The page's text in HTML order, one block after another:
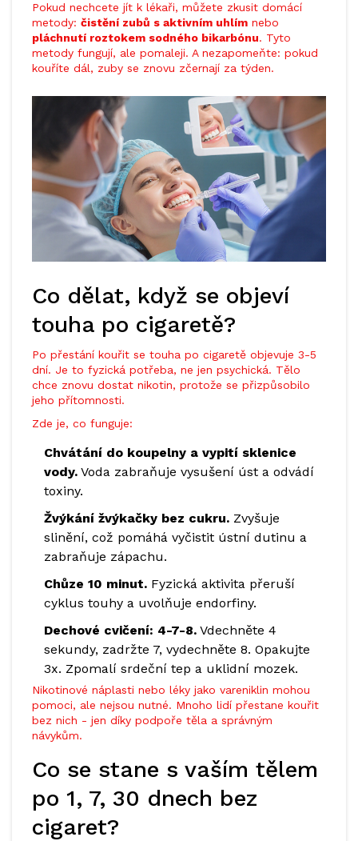
Pokud nechcete jít k lékaři, můžete zkusit domácí
metody: čistění zubů s aktivním uhlím nebo
pláchnutí roztokem sodného bikarbónu. Tyto
metody fungují, ale pomaleji. A nezapomeňte: pokud
kouříte dál, zuby se znovu zčernají za týden.
Co dělat, když se objeví
touha po cigaretě?
Po přestání kouřit se touha po cigaretě objevuje 3-5
dní. Je to fyzická potřeba, ne jen psychická. Tělo
chce znovu dostat nikotin, protože se přizpůsobilo
jeho přítomnosti.
Zde je, co funguje:
Chvátání do koupelny a vypití sklenice
vody. Voda zabraňuje vysušení úst a odvádí
toxiny.
Žvýkání žvýkačky bez cukru. Zvyšuje
slinění, což pomáhá vyčistit ústní dutinu a
zabraňuje zápachu.
Chůze 10 minut. Fyzická aktivita přeruší
cyklus touhy a uvolňuje endorfiny.
Dechové cvičení: 4-7-8. Vdechněte 4
sekundy, zadržte 7, vydechněte 8. Opakujte
3x. Zpomalí srdeční tep a uklidní mozek.
Nikotinové náplasti nebo léky jako vareniklin mohou
pomoci, ale nejsou nutné. Mnoho lidí přestane kouřit
bez nich - jen díky podpoře těla a správným
návykům.
Co se stane s vaším tělem
po 1, 7, 30 dnech bez
cigaret?